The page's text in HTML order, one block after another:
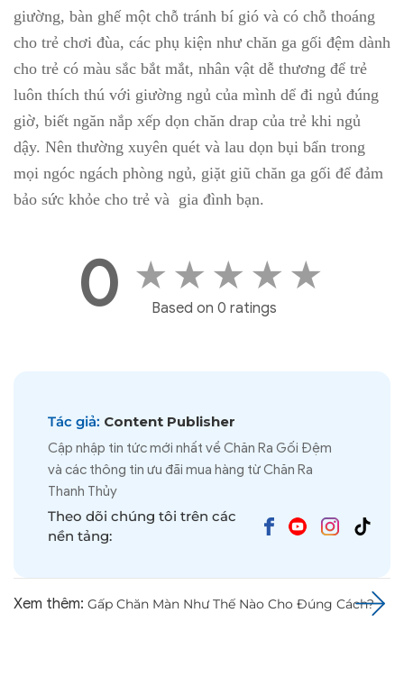
giường, bàn ghế một chỗ tránh bí gió và có chỗ thoáng
cho trẻ chơi đùa, các phụ kiện như chăn ga gối đệm dành
cho trẻ có màu sắc bắt mắt, nhân vật dễ thương để trẻ
luôn thích thú với giường ngủ của mình dể đi ngủ đúng
giờ, biết ngăn nắp xếp dọn chăn drap của trẻ khi ngủ
dậy. Nên thường xuyên quét và lau dọn bụi bẩn trong
mọi ngóc ngách phòng ngủ, giặt giũ chăn ga gối để đảm
bảo sức khỏe cho trẻ và gia đình bạn.
0 ★ ★ ★ ★ ★
Based on 0 ratings
Tác giả: Content Publisher
Cập nhập tin tức mới nhất về Chăn Ra Gối Đệm
và các thông tin ưu đãi mua hàng từ Chăn Ra
Thanh Thủy
Theo dõi chúng tôi trên các
nền tảng:
Xem thêm: Gấp Chăn Màn Như Thế Nào Cho Đúng Cách?